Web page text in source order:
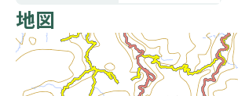
地図